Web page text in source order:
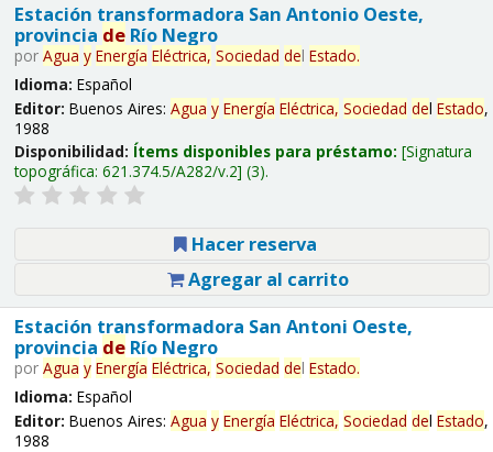
Estación transformadora San Antonio Oeste,
provincia deRío Negro
por Agua y Energía Eléctrica, Sociedad del Estado.
Idioma: Español
Editor: Buenos Aires: Agua y Energía Eléctrica, Sociedad del Estado,
1988
Disponibilidad: Ítems disponibles para préstamo: Signatura
topográfica: 621.374.5/A282/v.2 (3).
Hacer reserva
Agregar al carrito
Estación transformadora San Antoni Oeste,
provincia deRío Negro
por Agua y Energía Eléctrica, Sociedad del Estado.
Idioma: Español
Editor: Buenos Aires: Agua y Energía Eléctrica, Sociedad del Estado,
1988